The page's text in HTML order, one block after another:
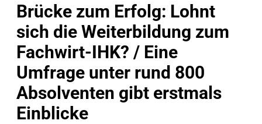
Brücke zum Erfolg: Lohnt
sich die Weiterbildung zum
Fachwirt-IHK? / Eine
Umfrage unter rund 800
Absolventen gibt erstmals
Einblicke